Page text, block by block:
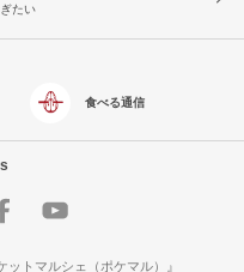
たい
食べる通信
トマルシェ（ポケマル）』